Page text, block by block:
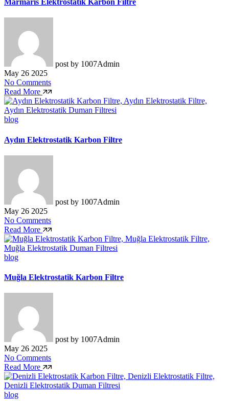
Marmaris Elektrostatik Karbon Filtre
post by 1007Admin
May 26 2025
No Comments
Read More
blog
Aydın Elektrostatik Karbon Filtre
post by 1007Admin
May 26 2025
No Comments
Read More
blog
Muğla Elektrostatik Karbon Filtre
post by 1007Admin
May 26 2025
No Comments
Read More
blog